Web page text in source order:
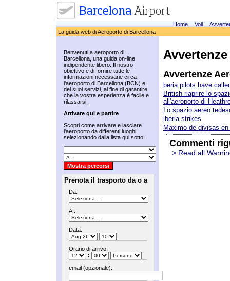
Home Voli
La guida web di Aeroporto di Barcellona
Benvenuti a aeroporto di
Barcellona, una guida on-line
indipendente libero. Il nostro
obiettivo è di fornire tutte le
informazioni necessarie circa
l'aeroporto di Barcellona (BCN) e
dei suoi servizi, al fine di garantire
che la vostra esperienza è facile e
rilassarsi.
Arrivare qui e partire
Scopri come arrivare e lasciare
l'aeroporto da differenti luoghi
selezionando dalla lista qui sotto:
Prenota il trasporto da o a
Da:
A...:
Data:
Orario di arrivo:
:
email (opzionale):
Avvertenze
beria pilots have
British riaprire lo
all'aeroporto di
Lo spazio aereo
iberia-strikes
Maximo de divisas
Commenti
> Read all